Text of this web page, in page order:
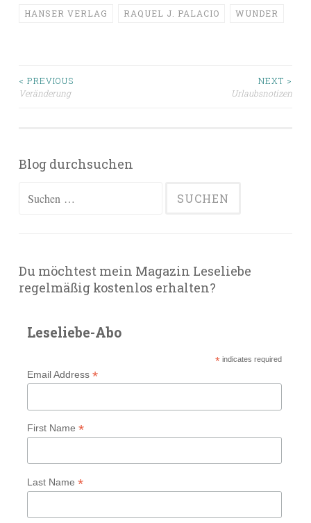
HANSER VERLAG RAQUEL J. PALACIO WUNDER
Beitragsnavigation
< PREVIOUS
Veränderung
NEXT >
Urlaubsnotizen
Blog durchsuchen
Suchen
Du möchtest mein Magazin Leseliebe
regelmäßig kostenlos erhalten?
Leseliebe-Abo
*indicates required
Email Address *
First Name *
Last Name *